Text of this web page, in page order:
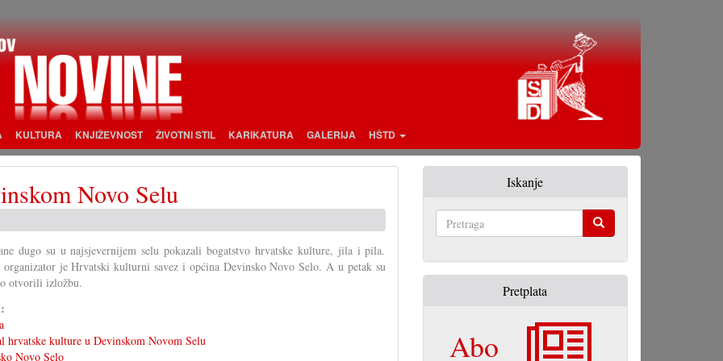
KULTURA KNJIŽEVNOST ŽIVOTNI STIL KARIKATURA GALERIJA HŠTD
Novo Selu
dugo su u najsjevernijem selu pokazali bogatstvo hrvatske kulture, jila i pila.
je Hrvatski kulturni savez i općina Devinsko Novo Selo. A u petak su
otvorili izložbu.
hrvatske kulture u Devinskom Novom Selu
Novo Selo
Iskanje
Pretplata
Abo